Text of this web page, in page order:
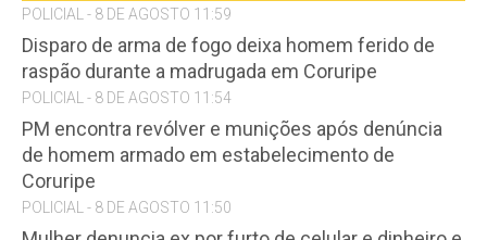
POLICIAL - 8 DE AGOSTO 11:59
Disparo de arma de fogo deixa homem ferido de
raspão durante a madrugada em Coruripe
POLICIAL - 8 DE AGOSTO 11:54
PM encontra revólver e munições após denúncia
de homem armado em estabelecimento de
Coruripe
POLICIAL - 8 DE AGOSTO 11:50